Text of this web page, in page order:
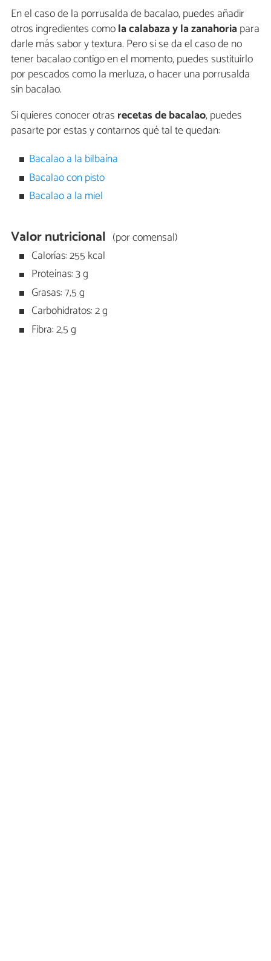
En el caso de la porrusalda de bacalao, puedes añadir
otros ingredientes comola calabaza y la zanahoriapara
darle más sabor y textura. Pero si se da el caso de no
tener bacalao contigo en el momento, puedes sustituirlo
por pescados como la merluza, o hacer una porrusalda
sin bacalao.
Si quieres conocer otras recetas de bacalao, puedes
pasarte por estas y contarnos qué tal te quedan:
Bacalao a la bilbaína
Bacalao con pisto
Bacalao a la miel
Valor nutricional (por comensal)
Calorías: 255 kcal
Proteínas: 3 g
Grasas: 7,5 g
Carbohidratos: 2 g
Fibra: 2,5 g